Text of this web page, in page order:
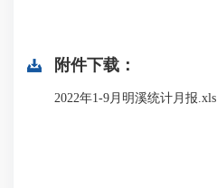
附件下载：
2022年1-9月明溪统计月报.xls